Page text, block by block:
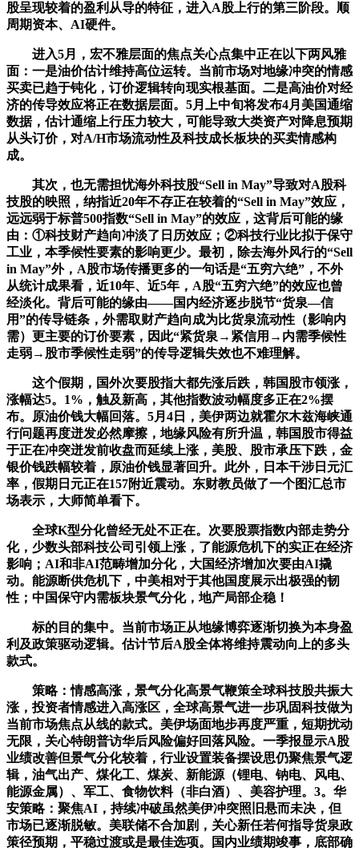
股呈现较着的盈利从导的特征，进入A股上行的第三阶段。顺
周期资本、AI硬件。
进入5月，宏不雅层面的焦点关心点集中正在以下两风雅
面：一是油价估计维持高位运转。当前市场对地缘冲突的情感
买卖已趋于钝化，订价逻辑转向现实根基面。二是高油价对经
济的传导效应将正在数据层面。5月上中旬将发布4月美国通缩
数据，估计通缩上行压力较大，可能导致大类资产对降息预期
从头订价，对A/H市场流动性及科技成长板块的买卖情感构
成。
其次，也无需担忧海外科技股“Sell in May”导致对A股科
技股的映照，纳指近20年不存正在较着的“Sell in May”效应，
远远弱于标普500指数“Sell in May”的效应，这背后可能的缘
由：①科技财产趋向冲淡了日历效应；②科技行业比拟于保守
工业，本季候性要素的影响更少。最初，除去海外风行的“Sell
in May”外，A股市场传播更多的一句话是“五穷六绝”，不外
从统计成果看，近10年、近5年，A股“五穷六绝”的效应也曾
经淡化。背后可能的缘由——国内经济逐步脱节“货泉—信
用”的传导链条，外需取财产趋向成为比货泉流动性（影响内
需）更主要的订价要素，因此“紧货泉→紧信用→内需季候性
走弱→股市季候性走弱”的传导逻辑失效也不难理解。
这个假期，国外次要股指大都先涨后跌，韩国股市领涨，
涨幅达5。1%，触及新高，其他指数波动幅度多正在2%摆
布。原油价钱大幅回落。5月4日，美伊两边就霍尔木兹海峡通
行问题再度迸发必然摩擦，地缘风险有所升温，韩国股市得益
于正在冲突迸发前收盘而延续上涨，美股、股市承压下跌，金
银价钱跌幅较着，原油价钱显著回升。此外，日本干涉日元汇
率，假期日元正在157附近震动。东财教员做了一个图汇总市
场表示，大师简单看下。
全球K型分化曾经无处不正在。次要股票指数内部走势分
化，少数头部科技公司引领上涨，了能源危机下的实正在经济
影响；AI和非AI范畴增加分化，大国经济增加次要由AI撬
动。能源断供危机下，中美相对于其他国度展示出极强的韧
性；中国保守内需板块景气分化，地产局部企稳！
标的目的集中。当前市场正从地缘博弈逐渐切换为本身盈
利及政策驱动逻辑。估计节后A股全体将维持震动向上的多头
款式。
策略：情感高涨，景气分化高景气鞭策全球科技股共振大
涨，投资者情感进入高涨区，全球高景气进一步巩固科技做为
当前市场焦点从线的款式。美伊场面地步再度严重，短期扰动
无限，关心特朗普访华后风险偏好回落风险。一季报显示A股
业绩改善但景气分化较着，行业设置装备摆设思仍聚焦景气逻
辑，油气出产、煤化工、煤炭、新能源（锂电、钠电、风电、
能源金属）、军工、食物饮料（非白酒）、美容护理。3。华
安策略：聚焦AI，持续冲破虽然美伊冲突照旧悬而未决，但
市场已逐渐脱敏。美联储不合加剧，关心新任若何指导货泉政
策径预期，平稳过渡或是最佳选项。国内业绩期竣事，底部确